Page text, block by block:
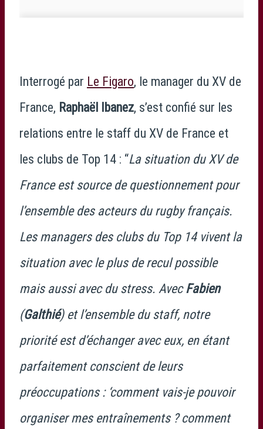
Interrogé par Le Figaro, le manager du XV de
France, Raphaël Ibanez, s’est confié sur les
relations entre le staff du XV de France et
les clubs de Top 14 : “La situation du XV de
France est source de questionnement pour
l’ensemble des acteurs du rugby français.
Les managers des clubs du Top 14 vivent la
situation avec le plus de recul possible
mais aussi avec du stress. Avec Fabien
(Galthié) et l’ensemble du staff, notre
priorité est d’échanger avec eux, en étant
parfaitement conscient de leurs
préoccupations : ‘comment vais-je pouvoir
organiser mes entraînements ? comment